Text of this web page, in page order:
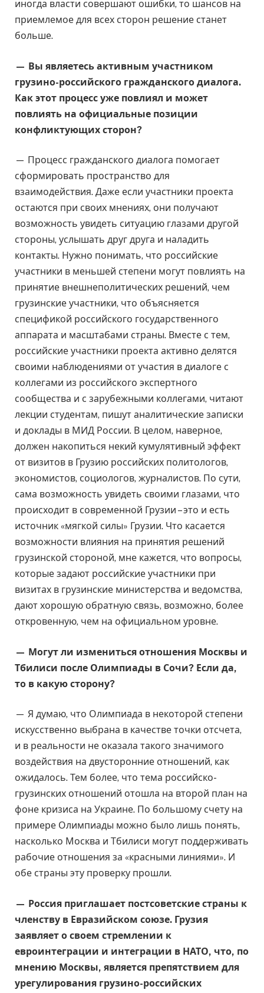
иногда власти совершают ошибки, то шансов на
приемлемое для всех сторон решение станет
больше.
— Вы являетесь активным участником
грузино-российского гражданского диалога.
Как этот процесс уже повлиял и может
повлиять на официальные позиции
конфликтующих сторон?
— Процесс гражданского диалога помогает
сформировать пространство для
взаимодействия. Даже если участники проекта
остаются при своих мнениях, они получают
возможность увидеть ситуацию глазами другой
стороны, услышать друг друга и наладить
контакты. Нужно понимать, что российские
участники в меньшей степени могут повлиять на
принятие внешнеполитических решений, чем
грузинские участники, что объясняется
спецификой российского государственного
аппарата и масштабами страны. Вместе с тем,
российские участники проекта активно делятся
своими наблюдениями от участия в диалоге с
коллегами из российского экспертного
сообщества и с зарубежными коллегами, читают
лекции студентам, пишут аналитические записки
и доклады в МИД России. В целом, наверное,
должен накопиться некий кумулятивный эффект
от визитов в Грузию российских политологов,
экономистов, социологов, журналистов. По сути,
сама возможность увидеть своими глазами, что
происходит в современной Грузии – это и есть
источник «мягкой силы» Грузии. Что касается
возможности влияния на принятия решений
грузинской стороной, мне кажется, что вопросы,
которые задают российские участники при
визитах в грузинские министерства и ведомства,
дают хорошую обратную связь, возможно, более
откровенную, чем на официальном уровне.
— Могут ли измениться отношения Москвы и
Тбилиси после Олимпиады в Сочи? Если да,
то в какую сторону?
— Я думаю, что Олимпиада в некоторой степени
искусственно выбрана в качестве точки отсчета,
и в реальности не оказала такого значимого
воздействия на двусторонние отношений, как
ожидалось. Тем более, что тема российско-
грузинских отношений отошла на второй план на
фоне кризиса на Украине. По большому счету на
примере Олимпиады можно было лишь понять,
насколько Москва и Тбилиси могут поддерживать
рабочие отношения за «красными линиями». И
обе страны эту проверку прошли.
— Россия приглашает постсоветские страны к
членству в Евразийском союзе. Грузия
заявляет о своем стремлении к
евроинтеграции и интеграции в НАТО, что, по
мнению Москвы, является препятствием для
урегулирования грузино-российских